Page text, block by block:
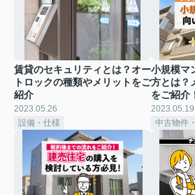
賃貸のセキュリティとは？オー
トロックの種類やメリットをご
紹介
2023.05.26
設備・仕様
小規模マ
方とは？
をご紹介
2023.05.19
中古物件